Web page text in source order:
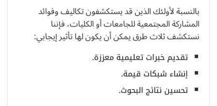
بالنسبة لأولئك الذين قد يستكشفون تكاليف وفوائد
المشاركة المجتمعية للجامعات أو الكليات، فإننا
نستكشف ثلاث طرق يمكن أن يكون لها تأثير إيجابي:
تقديم خبرات تعليمية معززة.
إنشاء شبكات قيمة.
تحسين نتائج البحوث.